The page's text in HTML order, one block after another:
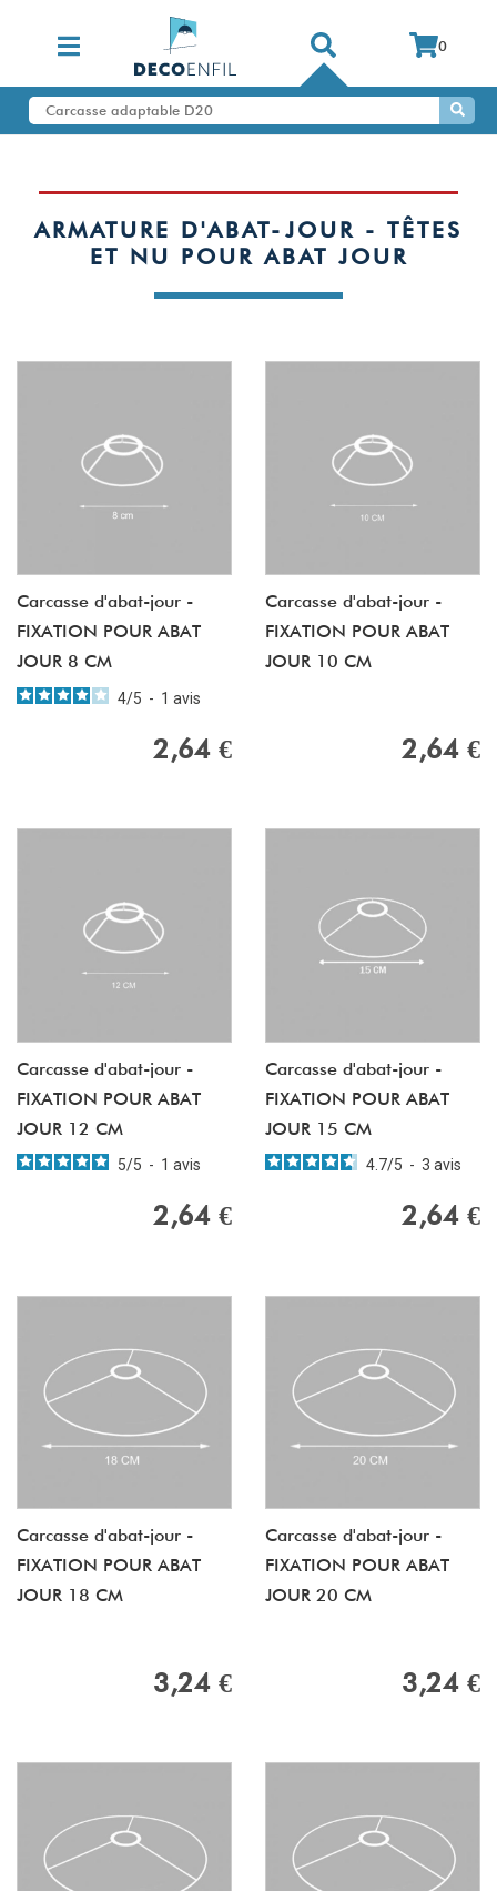
0
ARMATURE D'ABAT-JOUR - TÊTES
ET NU POUR ABAT JOUR
Carcasse d'abat-jour -
FIXATION POUR ABAT
JOUR 8 CM
4/5 - 1 avis
2,64 €
Carcasse d'abat-jour -
FIXATION POUR ABAT
JOUR 10 CM
2,64 €
Carcasse d'abat-jour -
FIXATION POUR ABAT
JOUR 12 CM
5/5 - 1 avis
2,64 €
Carcasse d'abat-jour -
FIXATION POUR ABAT
JOUR 15 CM
4.7/5 - 3 avis
2,64 €
Carcasse d'abat-jour -
FIXATION POUR ABAT
JOUR 18 CM
3,24 €
Carcasse d'abat-jour -
FIXATION POUR ABAT
JOUR 20 CM
3,24 €